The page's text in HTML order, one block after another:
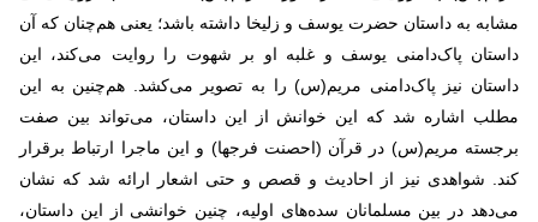
مشابه به داستان حضرت یوسف و زلیخا داشته باشد؛ یعنی هم‌چنان که آن
داستان پاک‌دامنی یوسف و غلبه او بر شهوت را روایت می‌کند، این
داستان نیز پاک‌دامنی مریم(س) را به تصویر می‌کشد. هم‌چنین به این
مطلب اشاره شد که این خوانش از این داستان، می‌تواند بین صفت
برجسته مریم(س) در قرآن (احصنت فرجها) و این ماجرا ارتباط برقرار
کند. شواهدی نیز از احادیث و قصص و حتی اشعار ارائه شد که نشان
می‌دهد در بین مسلمانان سده‌های اولیه، چنین خوانشی از این داستان،‌